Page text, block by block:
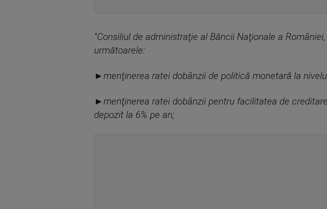
”Consiliul de administraţie al Băncii Naţionale a
următoarele:
►menţinerea ratei dobânzii de politică monetară la
►menţinerea ratei dobânzii pentru facilitatea de
depozit la 6% pe an;